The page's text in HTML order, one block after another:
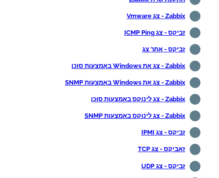
Zabbix - צג Vmware
זביקס - צג ICMP Ping
זביקס - אתר צג
Zabbix - צג את Windows באמצעות סוכן
Zabbix - צג את Windows באמצעות SNMP
Zabbix - צג לינוקס באמצעות סוכן
Zabbix - צג לינוקס באמצעות SNMP
זביקס - צג IPMI
זאביקס - צג TCP
זביקס - צג UDP